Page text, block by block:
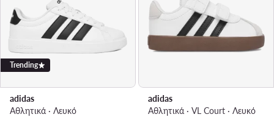
Trending
adidas
Αθλητικά · Λευκό
adidas
Αθλητικά · VL Court · Λευκό